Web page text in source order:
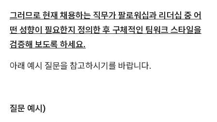
그러므로 현재 채용하는 직무가 팔로워십과 리더십 중 어
떤 성향이 필요한지 정의한 후 구체적인 팀워크 스타일을
검증해 보도록 하세요.
아래 예시 질문을 참고하시기를 바랍니다.
질문 예시)